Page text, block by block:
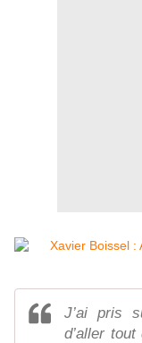
J’ai pris
d’aller